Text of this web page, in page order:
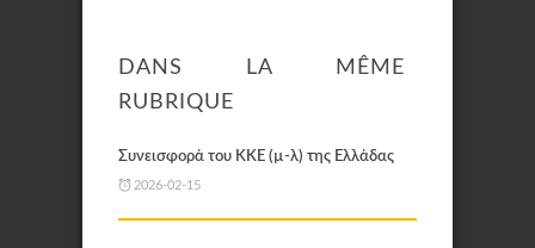
DANS LA MÊME
RUBRIQUE
Συνεισφορά του KKE (µ-λ) της Ελλάδας
2026-02-15